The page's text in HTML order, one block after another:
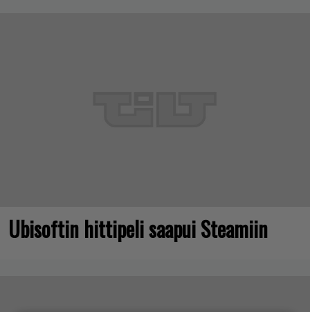
Ubisoftin hittipeli saapui Steamiin